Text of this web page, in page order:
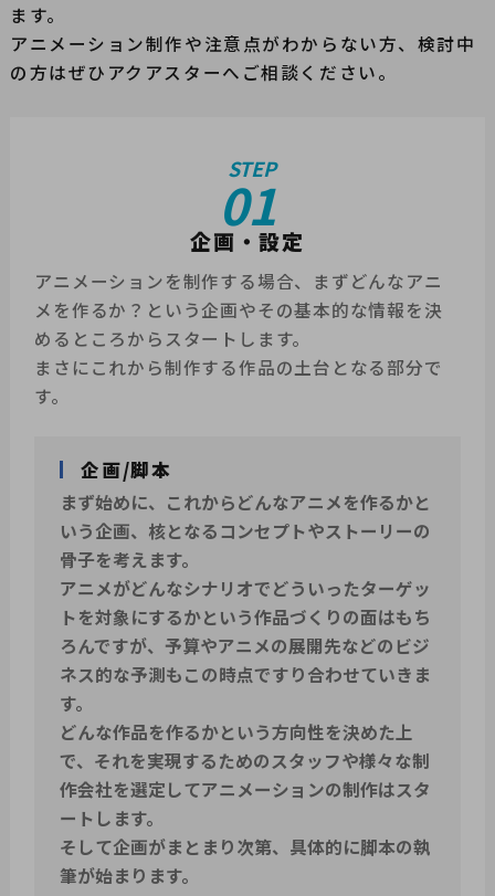
ます。
アニメーション制作や注意点がわからない方、検討中
の方はぜひアクアスターへご相談ください。
STEP
01
企画・設定
アニメーションを制作する場合、まずどんなアニ
メを作るか？という企画やその基本的な情報を決
めるところからスタートします。
まさにこれから制作する作品の土台となる部分で
す。
企画/脚本
まず始めに、これからどんなアニメを作るかと
いう企画、核となるコンセプトやストーリーの
骨子を考えます。
アニメがどんなシナリオでどういったターゲッ
トを対象にするかという作品づくりの面はもち
ろんですが、予算やアニメの展開先などのビジ
ネス的な予測もこの時点ですり合わせていきま
す。
どんな作品を作るかという方向性を決めた上
で、それを実現するためのスタッフや様々な制
作会社を選定してアニメーションの制作はスタ
ートします。
そして企画がまとまり次第、具体的に脚本の執
筆が始まります。